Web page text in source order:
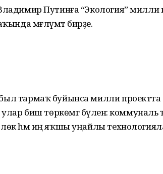
Владимир Путинға “Экология”
мәғлүмәт бирҙе.
тармаҡ буйынса милли проектта
улар биш төркөмгә бүленә:
һәм иң яҡшы уңайлы